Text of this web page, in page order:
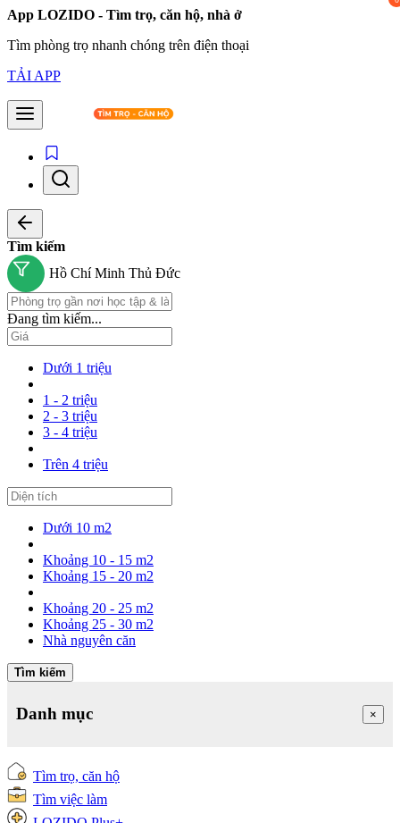
App LOZIDO - Tìm trọ, căn hộ, nhà ở
Tìm phòng trọ nhanh chóng trên điện thoại
TẢI APP
Tìm kiếm
Hồ Chí Minh Thủ Đức
Đang tìm kiếm...
Dưới 1 triệu
1 - 2 triệu
2 - 3 triệu
3 - 4 triệu
Trên 4 triệu
Dưới 10 m2
Khoảng 10 - 15 m2
Khoảng 15 - 20 m2
Khoảng 20 - 25 m2
Khoảng 25 - 30 m2
Nhà nguyên căn
Tìm kiếm
Danh mục ×
Tìm trọ, căn hộ
Tìm việc làm